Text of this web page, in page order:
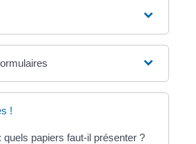
!
quels papiers faut-il présenter ?